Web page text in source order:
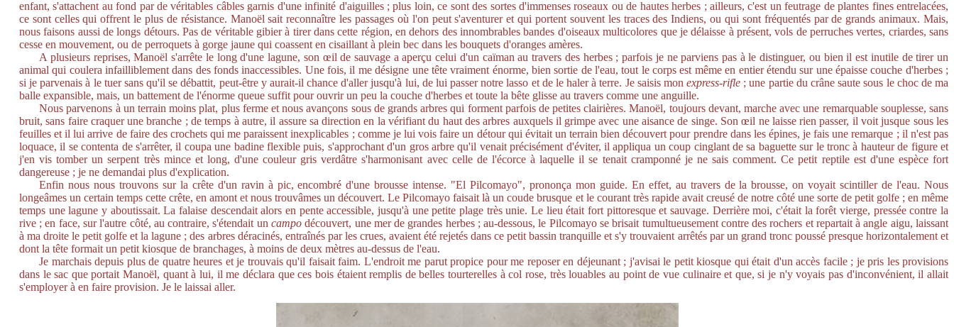
enfant, s'attachent au fond par de véritables câbles garnis d'une infinité d'aiguilles ; plus loin, ce sont des sortes d'immenses roseaux ou de hautes herbes ; ailleurs, c'est un feutrage de plantes fines entrelacées,
ce sont celles qui offrent le plus de résistance. Manoël sait reconnaître les passages où l'on peut s'aventurer et qui portent souvent les traces des Indiens, ou qui sont fréquentés par de grands animaux. Mais,
nous faisons aussi de longs détours. Pas de véritable gibier à tirer dans cette région, en dehors des innombrables bandes d'oiseaux multicolores que je délaisse à présent, vols de perruches vertes, criardes, sans
cesse en mouvement, ou de perroquets à gorge jaune qui coassent en cisaillant à plein bec dans les bouquets d'oranges amères.
A plusieurs reprises, Manoël s'arrête le long d'une lagune, son œil de sauvage a aperçu celui d'un caïman au travers des herbes ; parfois je ne parviens pas à le distinguer, ou bien il est inutile de tirer un
animal qui coulera infailliblement dans des fonds inaccessibles. Une fois, il me désigne une tête vraiment énorme, bien sortie de l'eau, tout le corps est même en entier étendu sur une épaisse couche d'herbes ;
si je parvenais à le tuer sans qu'il se débattit, peut-être y aurait-il chance d'aller jusqu'à lui, de lui passer notre lasso et de le haler à terre. Je saisis monexpress-rifle ; une partie du crâne saute sous le choc de ma
balle expansible, mais, un battement de l'énorme queue suffit pour ouvrir un peu la couche d'herbes et toute la bête glisse au travers comme une anguille.
Nous parvenons à un terrain moins plat, plus ferme et nous avançons sous de grands arbres qui forment parfois de petites clairières. Manoël, toujours devant, marche avec une remarquable souplesse, sans
bruit, sans faire craquer une branche ; de temps à autre, il assure sa direction en la vérifiant du haut des arbres auxquels il grimpe avec une aisance de singe. Son œil ne laisse rien passer, il voit jusque sous les
feuilles et il lui arrive de faire des crochets qui me paraissent inexplicables ; comme je lui vois faire un détour qui évitait un terrain bien découvert pour prendre dans les épines, je fais une remarque ; il n'est pas
loquace, il se contenta de s'arrêter, il coupa une badine flexible puis, s'approchant d'un gros arbre qu'il venait précisément d'éviter, il appliqua un coup cinglant de sa baguette sur le tronc à hauteur de figure et
j'en vis tomber un serpent très mince et long, d'une couleur gris verdâtre s'harmonisant avec celle de l'écorce à laquelle il se tenait cramponné je ne sais comment. Ce petit reptile est d'une espèce fort
dangereuse ; je ne demandai plus d'explication.
Enfin nous nous trouvons sur la crête d'un ravin à pic, encombré d'une brousse intense. "El Pilcomayo", prononça mon guide. En effet, au travers de la brousse, on voyait scintiller de l'eau. Nous
longeâmes un certain temps cette crête, en amont et nous trouvâmes un découvert. Le Pilcomayo faisait là un coude brusque et le courant très rapide avait creusé de notre côté une sorte de petit golfe ; en même
temps une lagune y aboutissait. La falaise descendait alors en pente accessible, jusqu'à une petite plage très unie. Le lieu était fort pittoresque et sauvage. Derrière moi, c'était la forêt vierge, pressée contre la
rive ; en face, sur l'autre côté, au contraire, s'étendait un campodécouvert, une mer de grandes herbes ; au-dessous, le Pilcomayo se brisait tumultueusement contre des rochers et repartait à angle aigu, laissant
à ma droite le petit golfe et la lagune ; des arbres déracinés, entraînés par les crues, avaient été rejetés dans ce petit bassin tranquille et s'y trouvaient arrêtés par un grand tronc poussé presque horizontalement et
dont la tête formait un petit kiosque de branchages, à moins de deux mètres au-dessus de l'eau.
Je marchais depuis plus de quatre heures et je trouvais qu'il faisait faim. L'endroit me parut propice pour me reposer en déjeunant ; j'avisai le petit kiosque qui était d'un accès facile ; je pris les provisions
dans le sac que portait Manoël, quant à lui, il me déclara que ces bois étaient remplis de belles tourterelles à col rose, très louables au point de vue culinaire et que, si je n'y voyais pas d'inconvénient, il allait
s'employer à en faire provision. Je le laissai aller.